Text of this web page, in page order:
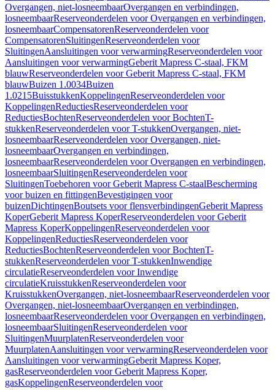
Overgangen, niet-losneembaarOvergangen en verbindingen,
losneembaarReserveonderdelen voor Overgangen en verbindingen,
losneembaarCompensatorenReserveonderdelen voor
CompensatorenSluitingenReserveonderdelen voor
SluitingenAansluitingen voor verwarmingReserveonderdelen voor
Aansluitingen voor verwarmingGeberit Mapress C-staal, FKM
blauwReserveonderdelen voor Geberit Mapress C-staal, FKM
blauwBuizen 1.0034Buizen
1.0215BuisstukkenKoppelingenReserveonderdelen voor
KoppelingenReductiesReserveonderdelen voor
ReductiesBochtenReserveonderdelen voor BochtenT-
stukkenReserveonderdelen voor T-stukkenOvergangen, niet-
losneembaarReserveonderdelen voor Overgangen, niet-
losneembaarOvergangen en verbindingen,
losneembaarReserveonderdelen voor Overgangen en verbindingen,
losneembaarSluitingenReserveonderdelen voor
SluitingenToebehoren voor Geberit Mapress C-staalBescherming
voor buizen en fittingenBevestigingen voor
buizenDichtingenBoutsets voor flensverbindingenGeberit Mapress
KoperGeberit Mapress KoperReserveonderdelen voor Geberit
Mapress KoperKoppelingenReserveonderdelen voor
KoppelingenReductiesReserveonderdelen voor
ReductiesBochtenReserveonderdelen voor BochtenT-
stukkenReserveonderdelen voor T-stukkenInwendige
circulatieReserveonderdelen voor Inwendige
circulatieKruisstukkenReserveonderdelen voor
KruisstukkenOvergangen, niet-losneembaarReserveonderdelen voor
Overgangen, niet-losneembaarOvergangen en verbindingen,
losneembaarReserveonderdelen voor Overgangen en verbindingen,
losneembaarSluitingenReserveonderdelen voor
SluitingenMuurplatenReserveonderdelen voor
MuurplatenAansluitingen voor verwarmingReserveonderdelen voor
Aansluitingen voor verwarmingGeberit Mapress Koper,
gasReserveonderdelen voor Geberit Mapress Koper,
gasKoppelingenReserveonderdelen voor